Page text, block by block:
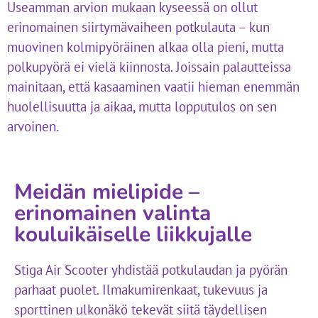
Useamman arvion mukaan kyseessä on ollut
erinomainen siirtymävaiheen potkulauta – kun
muovinen kolmipyöräinen alkaa olla pieni, mutta
polkupyörä ei vielä kiinnosta. Joissain palautteissa
mainitaan, että kasaaminen vaatii hieman enemmän
huolellisuutta ja aikaa, mutta lopputulos on sen
arvoinen.
Meidän mielipide –
erinomainen valinta
kouluikäiselle liikkujalle
Stiga Air Scooter yhdistää potkulaudan ja pyörän
parhaat puolet. Ilmakumirenkaat, tukevuus ja
sporttinen ulkonäkö tekevät siitä täydellisen